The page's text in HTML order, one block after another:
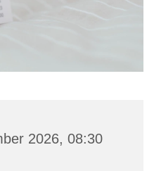
2026, 08:30